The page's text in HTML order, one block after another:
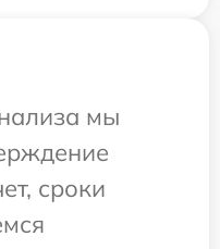
мы
сроки